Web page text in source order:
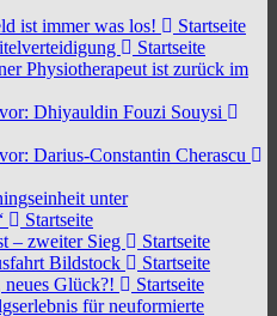
ist immer was los!
Startseite
Startseite
Physiotherapeut ist zurück im
Dhiyauldin Fouzi Souysi
Darius-Constantin Cherascu
unter
Startseite
– zweiter Sieg
Startseite
Bildstock
Startseite
neues Glück?!
Startseite
für neuformierte